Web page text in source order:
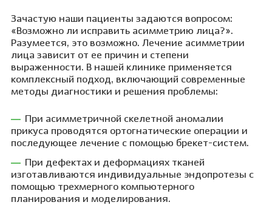
Зачастую наши пациенты задаются вопросом:
«Возможно ли исправить асимметрию лица?».
Разумеется, это возможно. Лечение асимметрии
лица зависит от ее причин и степени
выраженности. В нашей клинике применяется
комплексный подход, включающий современные
методы диагностики и решения проблемы:
При асимметричной скелетной аномалии
прикуса проводятся ортогнатические операции и
последующее лечение с помощью брекет-систем.
При дефектах и деформациях тканей
изготавливаются индивидуальные эндопротезы с
помощью трехмерного компьютерного
планирования и моделирования.